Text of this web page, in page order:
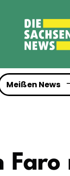
Meißen News